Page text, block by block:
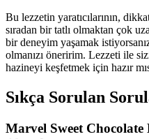
Bu lezzetin yaratıcılarının,
sıradan bir tatlı olmaktan çok
bir deneyim yaşamak
olmanızı öneririm. Lezzeti ile
hazineyi keşfetmek için hazır
Sıkça Sorulan
Marvel Sweet